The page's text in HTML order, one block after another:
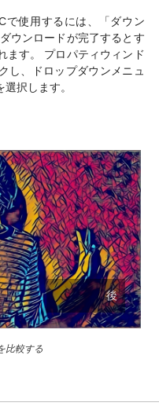
で使用するには、「ダウン
ウンロードが完了するとす
ます。 プロパティウィンド
し、ドロップダウンメニュ
択します。
後
比較する